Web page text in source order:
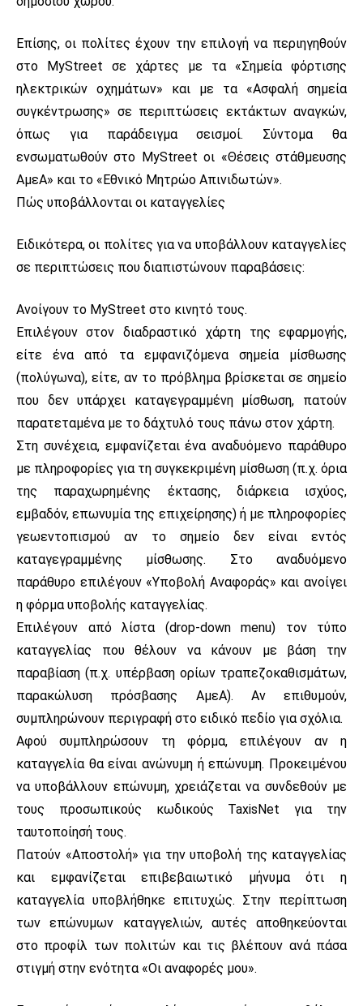
Επίσης, οι πολίτες έχουν την επιλογή να περιηγηθούν
στο MyStreet σε χάρτες με τα «Σημεία φόρτισης
ηλεκτρικών οχημάτων» και με τα «Ασφαλή σημεία
συγκέντρωσης» σε περιπτώσεις εκτάκτων αναγκών,
όπως για παράδειγμα σεισμοί. Σύντομα θα
ενσωματωθούν στο MyStreet οι «Θέσεις στάθμευσης
ΑμεΑ» και το «Εθνικό Μητρώο Απινιδωτών».
Πώς υποβάλλονται οι καταγγελίες
Ειδικότερα, οι πολίτες για να υποβάλλουν καταγγελίες
σε περιπτώσεις που διαπιστώνουν παραβάσεις:
Ανοίγουν το MyStreet στο κινητό τους.
Επιλέγουν στον διαδραστικό χάρτη της εφαρμογής,
είτε ένα από τα εμφανιζόμενα σημεία μίσθωσης
(πολύγωνα), είτε, αν το πρόβλημα βρίσκεται σε σημείο
που δεν υπάρχει καταγεγραμμένη μίσθωση, πατούν
παρατεταμένα με το δάχτυλό τους πάνω στον χάρτη.
Στη συνέχεια, εμφανίζεται ένα αναδυόμενο παράθυρο
με πληροφορίες για τη συγκεκριμένη μίσθωση (π.χ. όρια
της παραχωρημένης έκτασης, διάρκεια ισχύος,
εμβαδόν, επωνυμία της επιχείρησης) ή με πληροφορίες
γεωεντοπισμού αν το σημείο δεν είναι εντός
καταγεγραμμένης μίσθωσης. Στο αναδυόμενο
παράθυρο επιλέγουν «Υποβολή Αναφοράς» και ανοίγει
η φόρμα υποβολής καταγγελίας.
Επιλέγουν από λίστα (drop-down menu) τον τύπο
καταγγελίας που θέλουν να κάνουν με βάση την
παραβίαση (π.χ. υπέρβαση ορίων τραπεζοκαθισμάτων,
παρακώλυση πρόσβασης ΑμεΑ). Αν επιθυμούν,
συμπληρώνουν περιγραφή στο ειδικό πεδίο για σχόλια.
Αφού συμπληρώσουν τη φόρμα, επιλέγουν αν η
καταγγελία θα είναι ανώνυμη ή επώνυμη. Προκειμένου
να υποβάλλουν επώνυμη, χρειάζεται να συνδεθούν με
τους προσωπικούς κωδικούς TaxisNet για την
ταυτοποίησή τους.
Πατούν «Αποστολή» για την υποβολή της καταγγελίας
και εμφανίζεται επιβεβαιωτικό μήνυμα ότι η
καταγγελία υποβλήθηκε επιτυχώς. Στην περίπτωση
των επώνυμων καταγγελιών, αυτές αποθηκεύονται
στο προφίλ των πολιτών και τις βλέπουν ανά πάσα
στιγμή στην ενότητα «Οι αναφορές μου».